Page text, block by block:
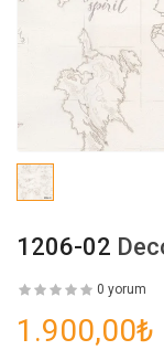
1206-02
0 yorum
1.900,00₺